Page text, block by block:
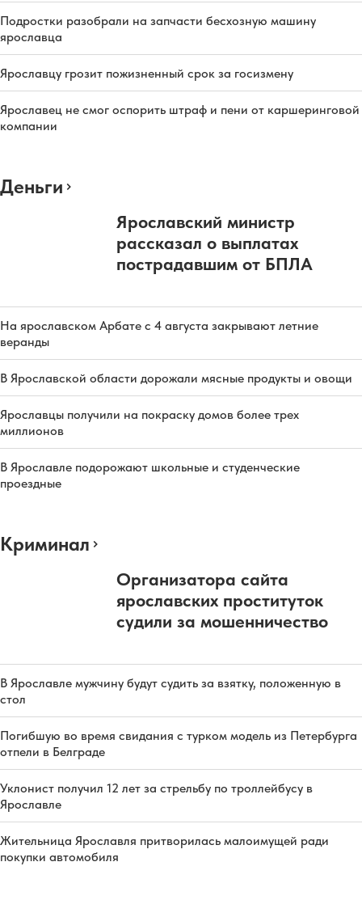
Подростки разобрали на запчасти бесхозную машину
ярославца
Ярославцу грозит пожизненный срок за госизмену
Ярославец не смог оспорить штраф и пени от каршеринговой
компании
Деньги
Ярославский министр
рассказал о выплатах
пострадавшим от БПЛА
На ярославском Арбате с 4 августа закрывают летние
веранды
В Ярославской области дорожали мясные продукты и овощи
Ярославцы получили на покраску домов более трех
миллионов
В Ярославле подорожают школьные и студенческие
проездные
Криминал
Организатора сайта
ярославских проституток
судили за мошенничество
В Ярославле мужчину будут судить за взятку, положенную в
стол
Погибшую во время свидания с турком модель из Петербурга
отпели в Белграде
Уклонист получил 12 лет за стрельбу по троллейбусу в
Ярославле
Жительница Ярославля притворилась малоимущей ради
покупки автомобиля